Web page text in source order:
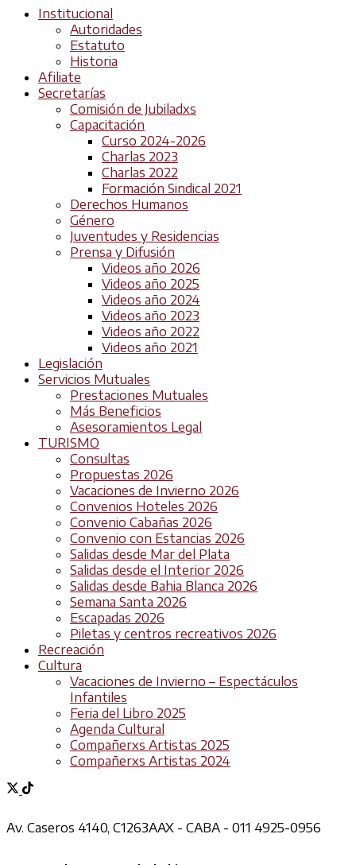
Institucional
Autoridades
Estatuto
Historia
Afiliate
Secretarías
Comisión de Jubiladxs
Capacitación
Curso 2024-2026
Charlas 2023
Charlas 2022
Formación Sindical 2021
Derechos Humanos
Género
Juventudes y Residencias
Prensa y Difusión
Videos año 2026
Videos año 2025
Videos año 2024
Videos año 2023
Videos año 2022
Videos año 2021
Legislación
Servicios Mutuales
Prestaciones Mutuales
Más Beneficios
Asesoramientos Legal
TURISMO
Consultas
Propuestas 2026
Vacaciones de Invierno 2026
Convenios Hoteles 2026
Convenio Cabañas 2026
Convenio con Estancias 2026
Salidas desde Mar del Plata
Salidas desde el Interior 2026
Salidas desde Bahia Blanca 2026
Semana Santa 2026
Escapadas 2026
Piletas y centros recreativos 2026
Recreación
Cultura
Vacaciones de Invierno – Espectáculos
Infantiles
Feria del Libro 2025
Agenda Cultural
Compañerxs Artistas 2025
Compañerxs Artistas 2024
Av. Caseros 4140, C1263AAX - CABA - 011 4925-0956